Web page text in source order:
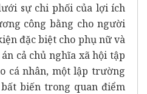
sự chi phối của lợi ích
công bằng cho người
đặc biệt cho phụ nữ và
cả chủ nghĩa xã hội tập
cá nhân, một lập trường
biến trong quan điểm